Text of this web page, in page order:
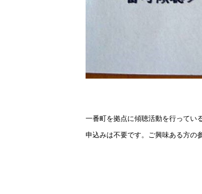
一番町を拠点に傾聴活動を行ってい
申込みは不要です。ご興味ある方の